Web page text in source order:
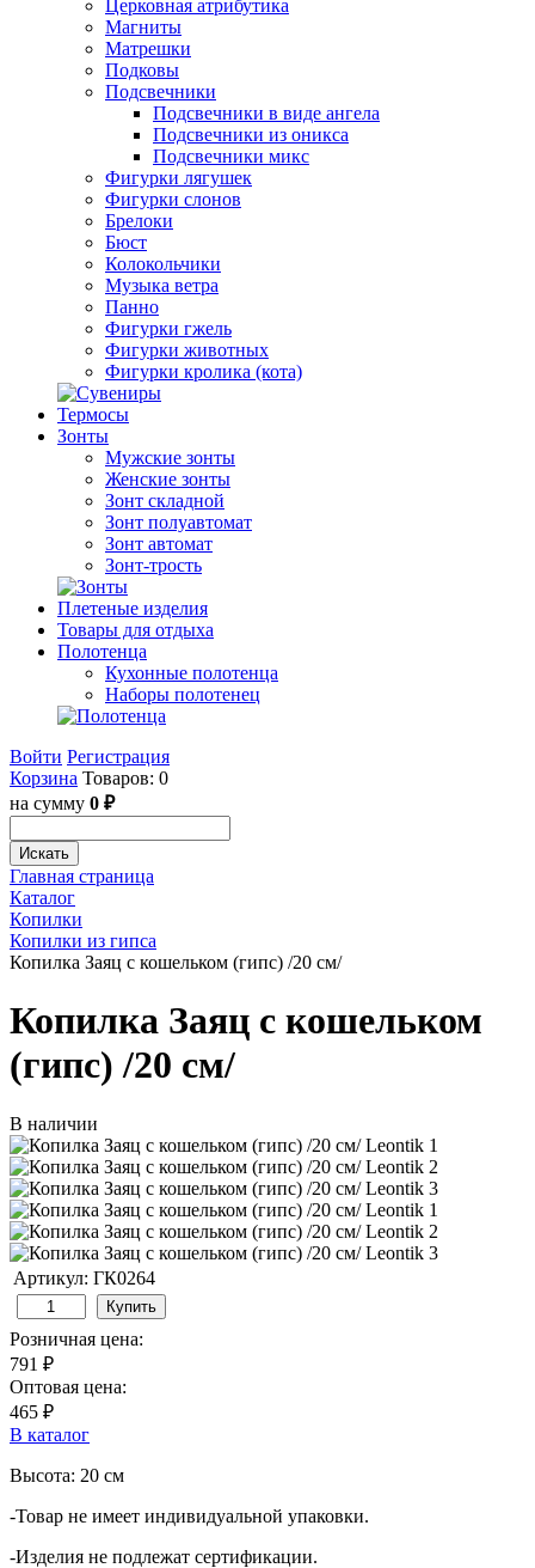
Церковная атрибутика
Магниты
Матрешки
Подковы
Подсвечники
Подсвечники в виде ангела
Подсвечники из оникса
Подсвечники микс
Фигурки лягушек
Фигурки слонов
Брелоки
Бюст
Колокольчики
Музыка ветра
Панно
Фигурки гжель
Фигурки животных
Фигурки кролика (кота)
Термосы
Зонты
Мужские зонты
Женские зонты
Зонт складной
Зонт полуавтомат
Зонт автомат
Зонт-трость
Плетеные изделия
Товары для отдыха
Полотенца
Кухонные полотенца
Наборы полотенец
Войти Регистрация
Корзина Товаров: 0
на сумму 0 ₽
Искать
Главная страница
Каталог
Копилки
Копилки из гипса
Копилка Заяц с кошельком (гипс) /20 см/
Копилка Заяц с кошельком
(гипс) /20 см/
В наличии
Артикул: ГК0264
Купить
Розничная цена:
791 ₽
Оптовая цена:
465 ₽
В каталог
Высота: 20 см
-Товар не имеет индивидуальной упаковки.
-Изделия не подлежат сертификации.